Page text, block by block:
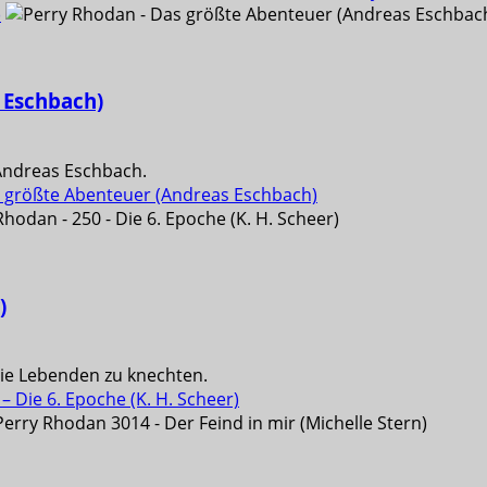
Eschbach.
Abenteuer (Andreas Eschbach)
Lebenden zu knechten.
6. Epoche (K. H. Scheer)